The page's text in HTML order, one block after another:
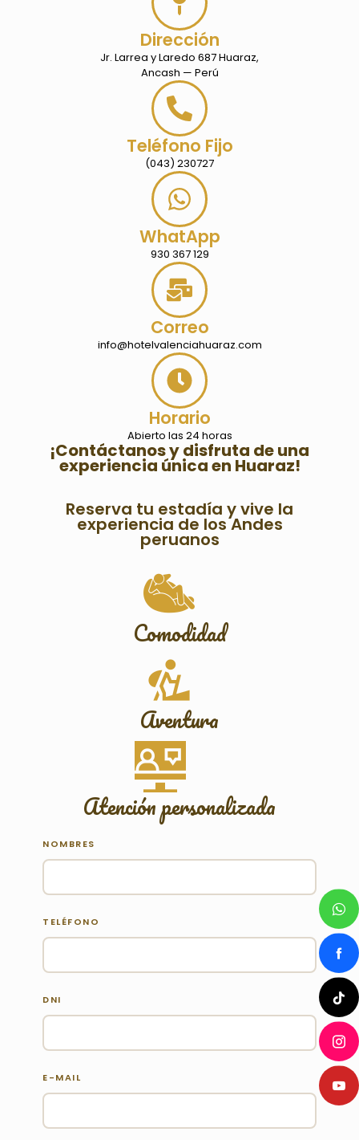
Dirección
Jr. Larrea y Laredo 687 Huaraz,
Ancash — Perú
Teléfono Fijo
(043) 230727
WhatApp
930 367 129
Correo
info@hotelvalenciahuaraz.com
Horario
Abierto las 24 horas
¡Contáctanos y disfruta de una
experiencia única en Huaraz!
Reserva tu estadía y vive la
experiencia de los Andes
peruanos
Comodidad
Aventura
Atención personalizada
NOMBRES
TELÉFONO
DNI
E-MAIL